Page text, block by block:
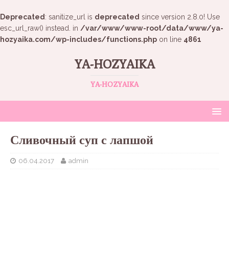
Deprecated : sanitize_url is deprecated since version 2.8.0! Use
esc_url_raw() instead. in /var/www/www-root/data/www/ya-
hozyaika.com/wp-includes/functions.php on line 4861
YA-HOZYAIKA
YA-HOZYAIKA
Сливочный суп с лапшой
06.04.2017 admin